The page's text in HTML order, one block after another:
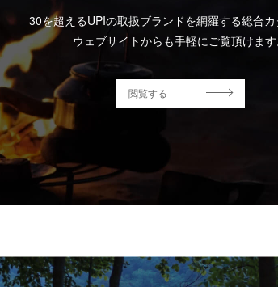
30を超えるUPIの取扱ブランドを網羅する総合カ
ウェブサイトからも手軽にご覧頂けます
閲覧する